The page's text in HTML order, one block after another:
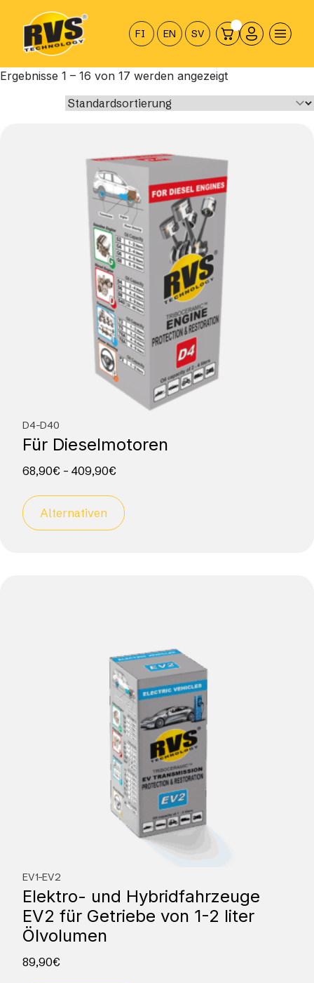
sisältöön
FI EN SV
Ergebnisse 1 – 16 von 17 werden angezeigt
D4-D40
Für Dieselmotoren
68,90€ – 409,90€
Alternativen
EV1-EV2
Elektro- und Hybridfahrzeuge
EV2 für Getriebe von 1-2 liter
Ölvolumen
89,90€